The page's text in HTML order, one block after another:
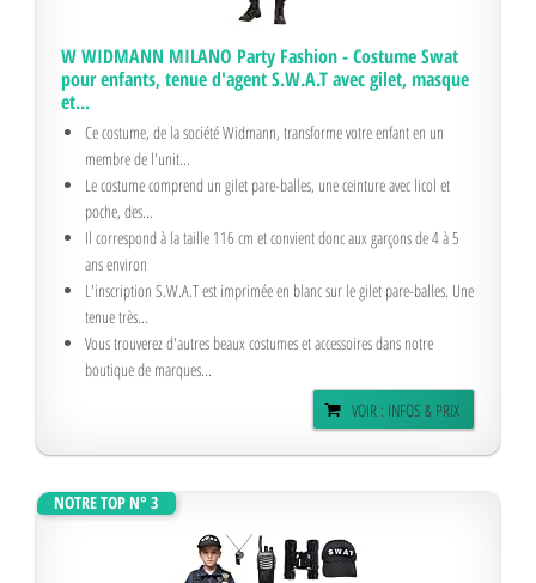
W WIDMANN MILANO Party Fashion - Costume Swat
pour enfants, tenue d'agent S.W.A.T avec gilet, masque
et...
Ce costume, de la société Widmann, transforme votre enfant en un
membre de l'unit...
Le costume comprend un gilet pare-balles, une ceinture avec licol et
poche, des...
Il correspond à la taille 116 cm et convient donc aux garçons de 4 à 5
ans environ
L'inscription S.W.A.T est imprimée en blanc sur le gilet pare-balles. Une
tenue très...
Vous trouverez d'autres beaux costumes et accessoires dans notre
boutique de marques...
VOIR : INFOS & PRIX
NOTRE TOP N° 3